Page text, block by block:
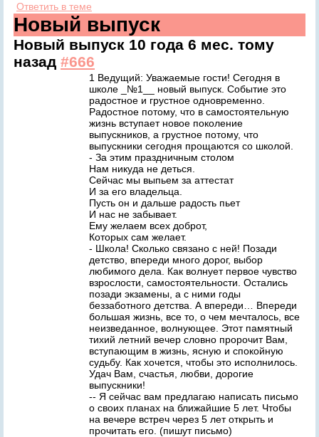
Ответить в теме
Новый выпуск
Новый выпуск 10 года 6 мес. тому
назад #666
1 Ведущий: Уважаемые гости! Сегодня в
школе _№1__ новый выпуск. Событие это
радостное и грустное одновременно.
Радостное потому, что в самостоятельную
жизнь вступает новое поколение
выпускников, а грустное потому, что
выпускники сегодня прощаются со школой.
- За этим праздничным столом
Нам никуда не деться.
Сейчас мы выпьем за аттестат
И за его владельца.
Пусть он и дальше радость пьет
И нас не забывает.
Ему желаем всех доброт,
Которых сам желает.
- Школа! Сколько связано с ней! Позади
детство, впереди много дорог, выбор
любимого дела. Как волнует первое чувство
взрослости, самостоятельности. Остались
позади экзамены, а с ними годы
беззаботного детства. А впереди… Впереди
большая жизнь, все то, о чем мечталось, все
неизведанное, волнующее. Этот памятный
тихий летний вечер словно пророчит Вам,
вступающим в жизнь, ясную и спокойную
судьбу. Как хочется, чтобы это исполнилось.
Удач Вам, счастья, любви, дорогие
выпускники!
-- Я сейчас вам предлагаю написать письмо
о своих планах на ближайшие 5 лет. Чтобы
на вечере встреч через 5 лет открыть и
прочитать его. (пишут письмо)